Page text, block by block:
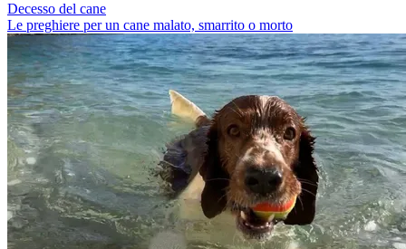
Decesso del cane
Le preghiere per un cane malato, smarrito o morto